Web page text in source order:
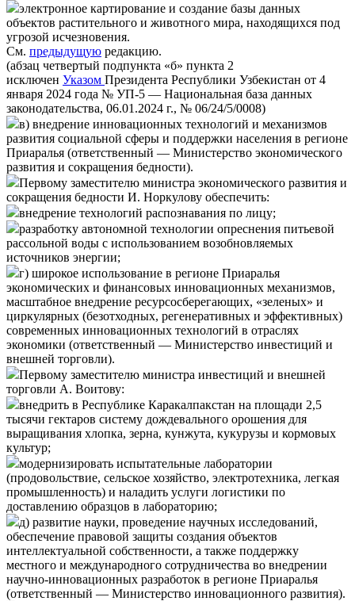
электронное картирование и создание базы данных
объектов растительного и животного мира, находящихся под
угрозой исчезновения.
См. предыдущую редакцию.
(абзац четвертый подпункта «б» пункта 2
исключен Указом Президента Республики Узбекистан от 4
января 2024 года № УП-5 — Национальная база данных
законодательства, 06.01.2024 г., № 06/24/5/0008)
в) внедрение инновационных технологий и механизмов
развития социальной сферы и поддержки населения в регионе
Приаралья (ответственный — Министерство экономического
развития и сокращения бедности).
Первому заместителю министра экономического развития и
сокращения бедности И. Норкулову обеспечить:
внедрение технологий распознавания по лицу;
разработку автономной технологии опреснения питьевой
рассольной воды с использованием возобновляемых
источников энергии;
г) широкое использование в регионе Приаралья
экономических и финансовых инновационных механизмов,
масштабное внедрение ресурсосберегающих, «зеленых» и
циркулярных (безотходных, регенеративных и эффективных)
современных инновационных технологий в отраслях
экономики (ответственный — Министерство инвестиций и
внешней торговли).
Первому заместителю министра инвестиций и внешней
торговли А. Воитову:
внедрить в Республике Каракалпакстан на площади 2,5
тысячи гектаров систему дождевального орошения для
выращивания хлопка, зерна, кунжута, кукурузы и кормовых
культур;
модернизировать испытательные лаборатории
(продовольствие, сельское хозяйство, электротехника, легкая
промышленность) и наладить услуги логистики по
доставлению образцов в лабораторию;
д) развитие науки, проведение научных исследований,
обеспечение правовой защиты создания объектов
интеллектуальной собственности, а также поддержку
местного и международного сотрудничества во внедрении
научно-инновационных разработок в регионе Приаралья
(ответственный — Министерство инновационного развития).